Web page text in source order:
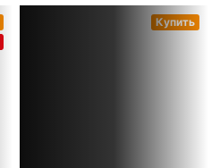
Купить